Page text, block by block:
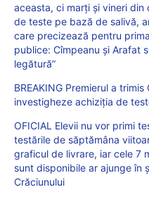
aceasta, ci marți și vineri din
de teste pe bază de salivă,
care precizează pentru
publice: Cîmpeanu și Arafat
legătură”
BREAKING Premierul a
investigheze achiziția de
OFICIAL Elevii nu vor primi
testările de săptămâna
graficul de livrare, iar cele 7
sunt disponibile ar ajunge în
Crăciunului